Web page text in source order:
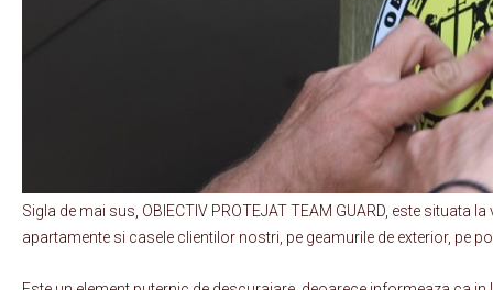
Sigla de mai sus, OBIECTIV PROTEJAT TEAM GUARD, este situata
apartamente si casele clientilor nostri, pe geamurile de exterior, pe